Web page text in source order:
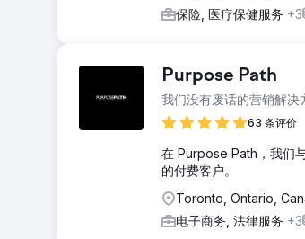
保险, 医疗保健服务 +3
Purpose Path
我们没有废话的营销解决
63 条评价
在 Purpose Path，我们
的付费客户。
Toronto, Ontario,
电子商务, 法律服务 +3